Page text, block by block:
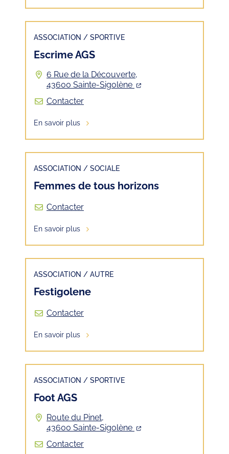
ASSOCIATION / SPORTIVE
Escrime AGS
6 Rue de la Découverte,
43600 Sainte-Sigolène
Contacter
En savoir plus
ASSOCIATION / SOCIALE
Femmes de tous horizons
Contacter
En savoir plus
ASSOCIATION / AUTRE
Festigolene
Contacter
En savoir plus
ASSOCIATION / SPORTIVE
Foot AGS
Route du Pinet,
43600 Sainte-Sigolène
Contacter